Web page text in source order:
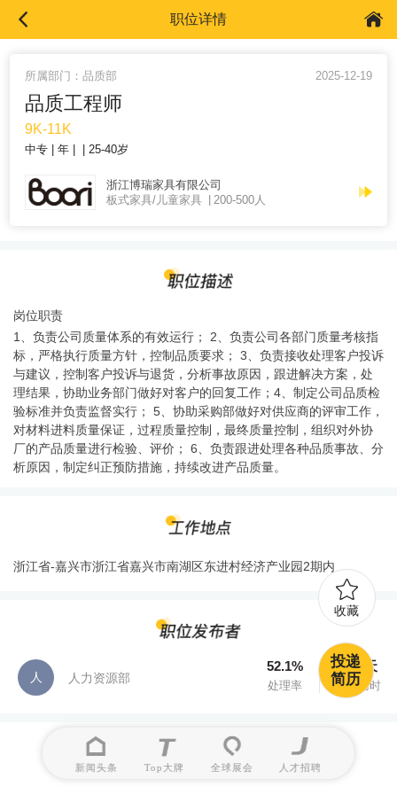
职位详情
所属部门：品质部 2025-12-19
品质工程师
9K-11K
中专 年 25-40岁
浙江博瑞家具有限公司
板式家具/儿童家具
200-500人
岗位职责
1、负责公司质量体系的有效运行； 2、负责公司各部门质量考核指
标，严格执行质量方针，控制品质要求； 3、负责接收处理客户投诉
与建议，控制客户投诉与退货，分析事故原因，跟进解决方案，处
理结果，协助业务部门做好对客户的回复工作；4、制定公司品质检
验标准并负责监督实行； 5、协助采购部做好对供应商的评审工作，
对材料进料质量保证，过程质量控制，最终质量控制，组织对外协
厂的产品质量进行检验、评价； 6、负责跟进处理各种品质事故、分
析原因，制定纠正预防措施，持续改进产品质量。
浙江省-嘉兴市浙江省嘉兴市南湖区东进村经济产业园2期内
人 人力资源部
52.1%
处理率
17.3天
处理用时
新闻头条 Top大牌 全球展会 人才招聘
收藏
投递
简历